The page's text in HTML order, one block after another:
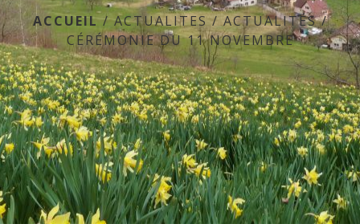
ACCUEIL/ACTUALITES/ACTUALITÉS/
CÉRÉMONIE DU 11 NOVEMBRE